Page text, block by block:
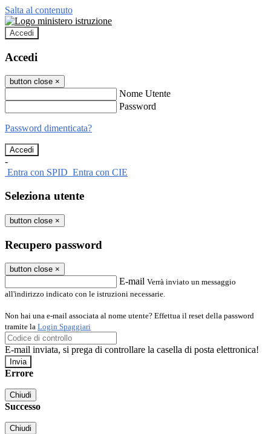
Salta al contenuto
Accedi
Accedi
button close ×
Nome Utente
Password
Password dimenticata?
-
Entra con SPID Entra con CIE
Seleziona utente
button close ×
Recupero password
button close ×
E-mail Verrà inviato un messaggio
all'indirizzo indicato con le istruzioni necessarie.
Non hai una e-mail associata al nome utente? Effettua il reset della password
tramite la Login Spaggiari
E-mail inviata, si prega di controllare la casella di posta elettronica!
Errore
Chiudi
Successo
Chiudi